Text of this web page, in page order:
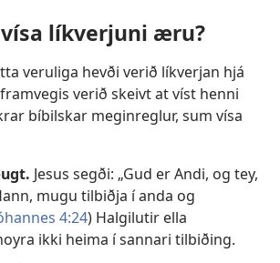
líkverjuni æru?
veruliga hevði verið líkverjan hjá
verið skeivt at víst henni
bíbilskar meginreglur, sum vísa
Jesus segði: „Gud er Andi, og tey,
mugu tilbiðja í anda og
4:24) Halgilutir ella
ikki heima í sannari tilbiðing.